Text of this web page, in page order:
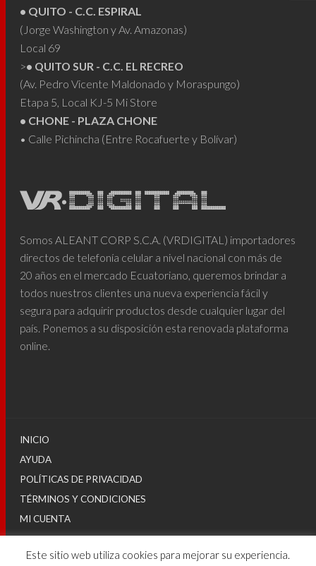
• QUITO - C.C. ESPIRAL
(Jorge Washington y Av. Amazonas)
Local 69
>• QUITO SUR - C.C. EL RECREO
(Av. Pedro Vicente Maldonado y Moraspungo)
Etapa 5, Local KJ-5 Mi Store
• CHONE - PLAZA CHONE
• Calle Pichincha (Entre Rocafuerte y Bolívar)
Somos ALEANT CORP S.C.A. (VRDIGITAL) importadores
directos de telefonía celular a nivel nacional con más de
20 años en el mercado Ecuatoriano, queremos brindar a
todos nuestros clientes una nueva experiencia fácil y
segura para adquirir productos desde cualquier lugar del
país. Ponemos a su disposición esta renovada plataforma
online.
INICIO
AYUDA
POLÍTICAS DE PRIVACIDAD
TÉRMINOS Y CONDICIONES
MI CUENTA
Este sitio web utiliza cookies para mejorar su experiencia.